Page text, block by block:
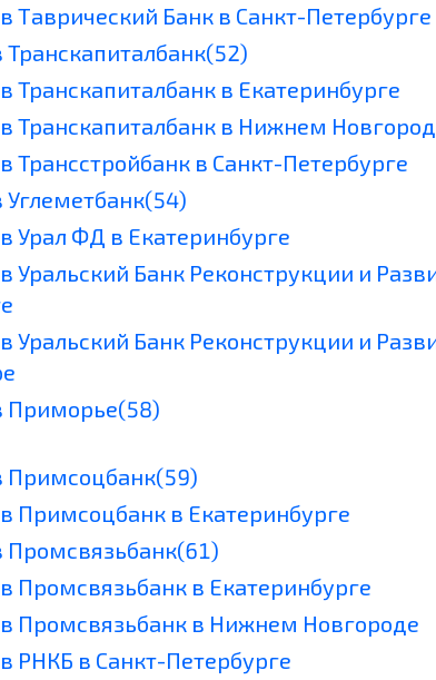
Таврический Банк в Санкт-Петербурге
Транскапиталбанк(52)
Транскапиталбанк в Екатеринбурге
Транскапиталбанк в Нижнем
Трансстройбанк в Санкт-Петербурге
Углеметбанк(54)
Урал ФД в Екатеринбурге
Уральский Банк Реконструкции и
Уральский Банк Реконструкции и
Приморье(58)
Примсоцбанк(59)
Примсоцбанк в Екатеринбурге
Промсвязьбанк(61)
Промсвязьбанк в Екатеринбурге
Промсвязьбанк в Нижнем Новгороде
РНКБ в Санкт-Петербурге